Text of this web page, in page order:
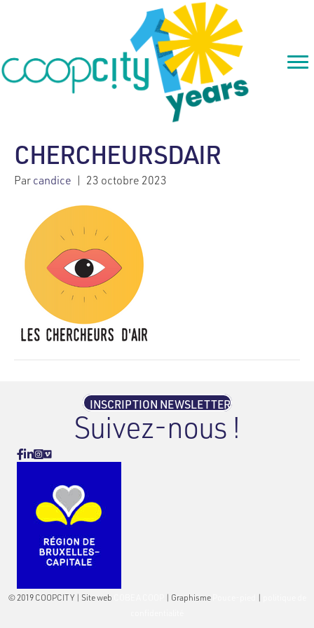
CHERCHEURSDAIR
Parcandice | 23 octobre 2023
INSCRIPTION NEWSLETTER
Suivez-nous !
Facebook
Linkedin
Instagram
Vimeo
© 2019 COOPCITY | Site web | Graphisme |